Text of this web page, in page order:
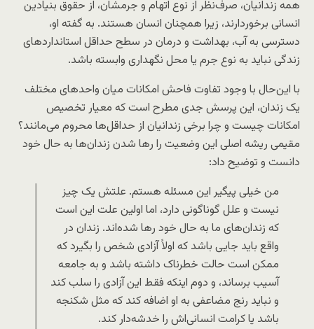
همه زندانیان، صرف‌نظر از نوع اتهام و جرمشان، از حقوق بنیادین
انسانی برخوردارند، زیرا همچنان انسان هستند. به گفته او،
دسترسی به آب، بهداشت و درمان در سطح حداقل استانداردهای
زندگی نباید به نوع جرم یا محل نگهداری وابسته باشد.
با این‌حال با وجود تفاوت فاحش امکانات میان واحدهای مختلف
یک زندان، این پرسش جدی مطرح است که معیار تخصیص
امکانات چیست و چرا برخی زندانیان از حداقل‌ها محروم می‌مانند؟
مقیمی ریشه اصلی این وضعیت را رها شدن زندان‌ها به حال خود
دانست و توضیح داد:
من خیلی پیگیر این مسئله هستم. علتش یک چیز
نیست و علل گوناگونی دارد، اما اولین علت این است
که زندان‌های ما به حال خود رها شده‌اند. زندان در
واقع باید جایی باشد که اولاً آزادی شخص را بگیرد که
ممکن است حالت خطرناک داشته باشد و به جامعه
آسیب برساند، و دوم اینکه فقط این آزادی را سلب کند
و نباید رنج مضاعفی به او اضافه کند که مثل شکنجه
باشد یا کرامت انسانی‌اش را خدشه‌دار کند.